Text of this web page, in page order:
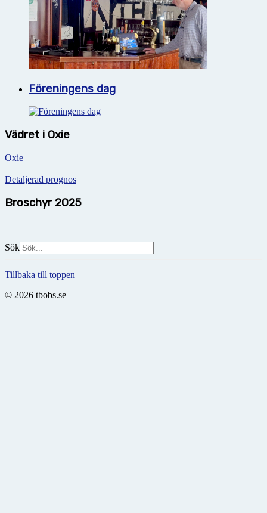
Föreningens dag
Vädret i Oxie
Oxie
Detaljerad prognos
Broschyr 2025
Sök
Tillbaka till toppen
© 2026 tbobs.se